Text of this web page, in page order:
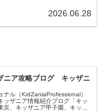
2026.06.28
ニア攻略ブログ キッザニ
ナル（KidZaniaProfessional）
ッザニア情報紹介ブログ「キッ
、キッザニア甲子園、キッザ